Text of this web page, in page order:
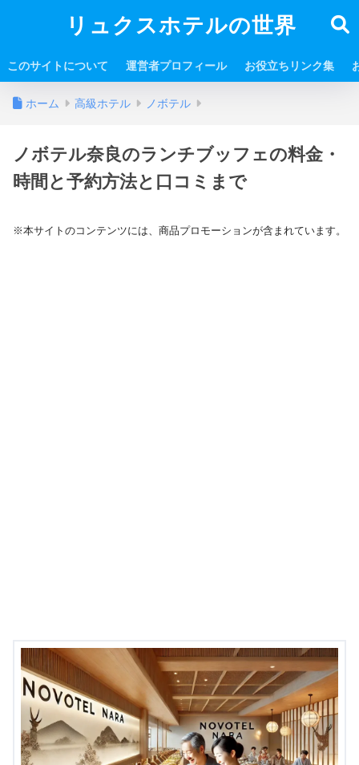
リュクスホテルの世界
このサイトについて 運営者プロフィール お役立ちリンク集
ホーム 高級ホテル ノボテル
ノボテル奈良のランチブッフェの料金・
時間と予約方法と口コミまで
※本サイトのコンテンツには、商品プロモーションが含まれています。